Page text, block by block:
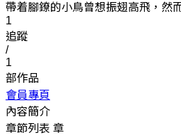
帶着腳鐐的小鳥曾想振翅高飛，然
1
追蹤
/
1
部作品
會員專頁
內容簡介
章節列表 章